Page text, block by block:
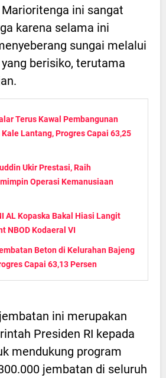
ini sangat
karena selama ini
sungai melalui
berisiko, terutama
Terus Kawal Pembangunan
Lantang, Progres Capai 63,25
Ukir Prestasi, Raih
Operasi Kemanusiaan
AL Kopaska Bakal Hiasi Langit
NBOD Kodaeral VI
Beton di Kelurahan Bajeng
Capai 63,13 Persen
ini merupakan
Presiden RI kepada
mendukung program
jembatan di seluruh